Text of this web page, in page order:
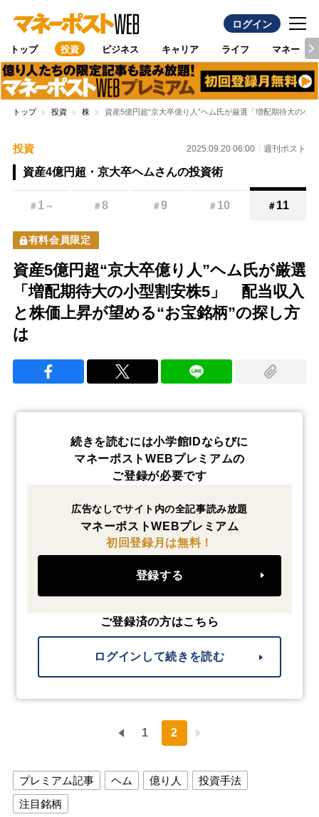
ログイン
トップ 投資 ビジネス キャリア ライフ マネー
トップ 投資 株 資産5億円超“京大卒億り人”ヘム氏が厳選「増配期待大の
投資 2025.09.20 06:00 週刊ポスト
資産4億円超・京大卒ヘムさんの投資術
＃ 1 ～ ＃8 ＃9 ＃ 10 ＃ 11
有料会員限定
資産5億円超“京大卒億り人”ヘム氏が厳選
「増配期待大の小型割安株5」 配当収入
と株価上昇が望める“お宝銘柄”の探し方
は
続きを読むには小学館IDならびに
マネーポストWEBプレミアムの
ご登録が必要です
広告なしでサイト内の全記事読み放題
マネーポストWEBプレミアム
初回登録月は無料！
登録する
ご登録済の方はこちら
ログインして続きを読む
1 2
プレミアム記事 ヘム 億り人
投資手法
注目銘柄